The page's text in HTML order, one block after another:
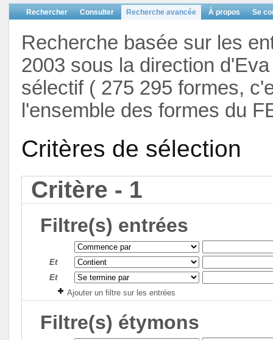
Rechercher Consulter Recherche avancée À propos Se
Recherche basée sur les
2003 sous la direction
sélectif ( 275 295 formes,
l'ensemble des formes du
Critères de sélection
Critère - 1
Filtre(s) entrées
Et
Et
Ajouter un filtre sur les entrées
Filtre(s) étymons